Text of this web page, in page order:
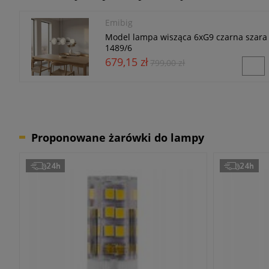
Emibig
Model lampa wisząca 6xG9 czarna szara
1489/6
679,15 zł 799,00 zł
Proponowane żarówki do lampy
24h 24h